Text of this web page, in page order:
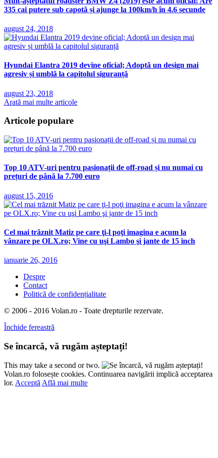
335 cai putere sub capotă și ajunge la 100km/h în 4.6 secunde
august 24, 2018
Hyundai Elantra 2019 devine oficial; Adoptă un design mai
agresiv și umblă la capitolul siguranță
august 23, 2018
Arată mai multe articole
Articole populare
Top 10 ATV-uri pentru pasionații de off-road și nu numai cu
prețuri de până la 7.700 euro
august 15, 2016
Cel mai trăznit Matiz pe care ţi-l poţi imagina e acum la
vânzare pe OLX.ro; Vine cu uşi Lambo şi jante de 15 inch
ianuarie 26, 2016
Despre
Contact
Politică de confidențialitate
© 2006 - 2016 Volan.ro - Toate drepturile rezervate.
Închide fereastră
Se încarcă, vă rugăm așteptați!
This may take a second or two.
Volan.ro folosește cookies. Continuarea navigării implică acceptarea
lor. Acceptă Află mai multe